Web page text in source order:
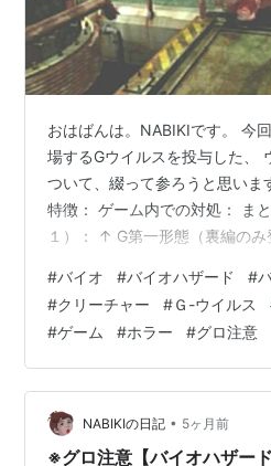
おはばんは。NABIKIです。 今
場するGウイルスを投与した、
ついて、綴って参ろうと思いま
特徴： ゲーム内での対処： ま
１）： ↑ G第一形態（裏編の
ウイルスを研究していたウィリ
からサンプルを渡すよう言われ
最高傑作であるＧ－ウイルスが
さなかった。 要請を拒否した
を奪取すべく ハンク率いる特
にウィリア…
#バイオ #バイオハザード #
#クリーチャー #Ｇ-ウイルス
#ゲーム #ホラー #グロ注意
NABIKIの日記 • 5ヶ月前
※グロ注意【バイオハザー